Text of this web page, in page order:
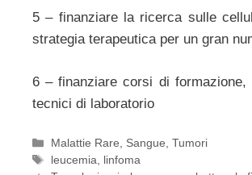
5 – finanziare la ricerca sulle
strategia terapeutica per un gran
6 – finanziare corsi di formazione,
tecnici di laboratorio
Categorie
Malattie Rare, Sangue,Tumori
Tag
leucemia, linfoma